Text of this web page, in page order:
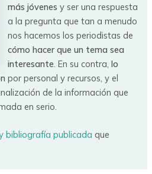
más jóvenes y ser una respuesta
a la pregunta que tan a menudo
nos hacemos los periodistas de
cómo hacer que un tema sea
interesante . En su contra,lo
por personal y recursos, y el
de la información que
en serio.
bibliografía publicada que